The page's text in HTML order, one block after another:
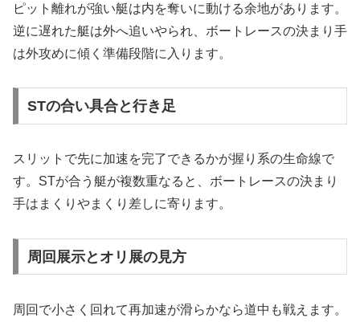
ピット離れが強い艇は内を奪いに動ける余地があります。
逆に遅れた艇は外へ追いやられ、ボートレースの決まり手
は外攻めに傾く準備段階に入ります。
STの合い具合と行き足
スリットで先に加速を完了できるかが握り系の生命線で
す。STが合う艇が複数重なると、ボートレースの決まり
手はまくりやまくり差しに寄ります。
周回展示とオリ展の見方
周回で小さく回れて再加速が滑らかなら道中も戦えます。